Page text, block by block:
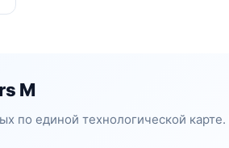
M
единой технологической